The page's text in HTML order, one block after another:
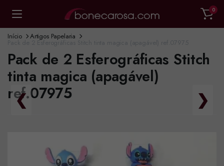
0
Início Artigos Papelaria
Pack de 2 Esferográficas Stitch tinta magica (apagável) ref.07975
Pack de 2 Esferográficas Stitch
tinta magica (apagável)
ref.07975
❮ ❯